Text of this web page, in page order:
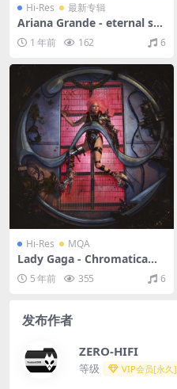
Hi-Res 最新专辑
Ariana Grande - eternal su
nshine deluxe: brighter da
ys ahead（2025/FLAC/分轨/
733M）(24bit/48kHz)
1 年前 162 6
Hi-Res MQA
Lady Gaga - Chromatica（2
020/FLAC/分轨/563M）(MQ
A/24bit/48kHz)
5 年前 355 6
发布作者
ZERO-HIFI
等级 VIP会员[永久]